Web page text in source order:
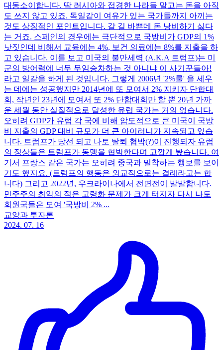
대동소이합니다. 딱 러시아와 접경한 나라들 말고는 돈을 아직
도 쓰지 않고 있죠. 독일같이 여유가 있는 국가들까지 아끼는
것도 상징적인 포인트입니다. 갈 길 바쁜데 돈 낭비하기 싫다
는 거죠. 스페인의 경우에는 극단적으로 국방비가 GDP의 1%
낫짓인데 비해서 교육에는 4%, 보건 의료에는 8%를 지출을 하
고 있습니다. 이를 보고 미국의 불만세력 (A.K.A 트럼프)는 미
군의 방어력에 너무 무임승차하는 것 아니냐 이 사기꾼들아!
라고 일갈을 하게 된 것입니다. 그렇게 2006년 '2%룰' 을 세우
는 데에는 성공했지만 2014년에 또 모여서 2% 지키자 단합대
회, 작년인 23년에 모여서 또 2% 단합대회만 할 뿐 20년 가까
운 세월 동안 실질적으로 달성한 유럽 국가는 거의 없습니다.
오히려 GDP가 유럽 각 국에 비해 압도적으로 큰 미국이 국방
비 지출의 GDP 대비 규모가 더 큰 아이러니가 지속되고 있습
니다. 트럼프가 당선 되고 나토 탈퇴 협박(?)이 진행되자 유럽
의 정상들은 트럼프가 동맹을 협박한다며 고깝게 봤습니다. 여
기서 프랑스 같은 국가는 오히려 중국과 밀착하는 행보를 보이
기도 했지요. (트럼프의 행동은 외교적으로는 결례라고는 합
니다) 그리고 2022년, 우크라이나에서 전면전이 발발합니다.
민주주의 최악의 적은 고령화 문제가 크게 터지자 다시 나토
회원국들은 모여 '국방비 2% ...
교양과 투자론
2024. 07. 16